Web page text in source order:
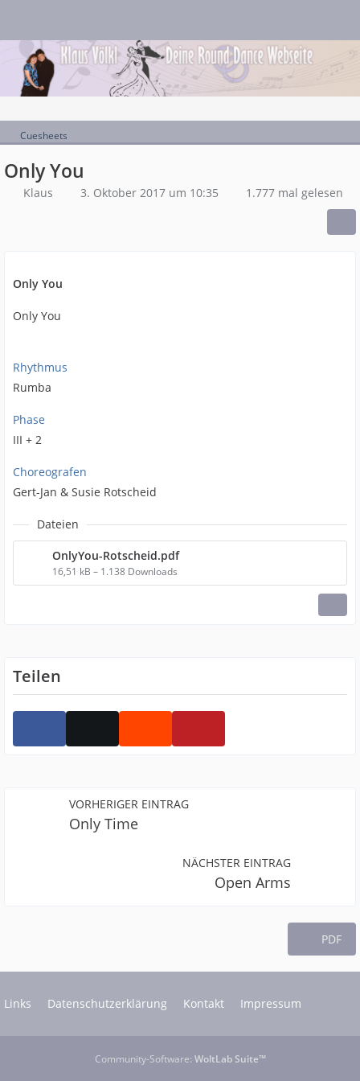
Cuesheets
Only You
Klaus 3. Oktober 2017 um 10:35 1.777 mal gelesen
Only You
Only You
Rhythmus
Rumba
Phase
III + 2
Choreografen
Gert-Jan & Susie Rotscheid
Dateien
OnlyYou-Rotscheid.pdf
16,51 kB – 1.138 Downloads
Teilen
VORHERIGER EINTRAG
Only Time
NÄCHSTER EINTRAG
Open Arms
PDF
Links Datenschutzerklärung Kontakt Impressum
Community-Software: WoltLab Suite™